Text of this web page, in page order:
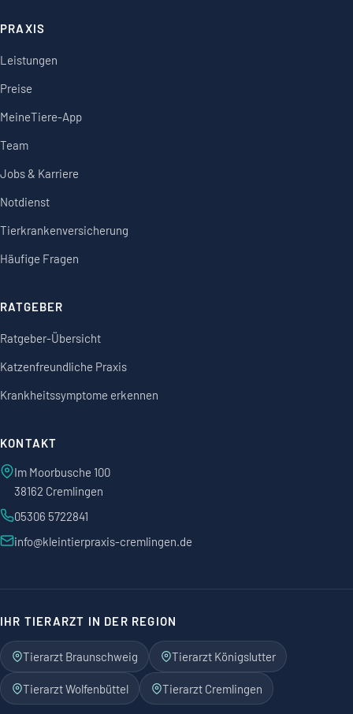
PRAXIS
Leistungen
Preise
MeineTiere-App
Team
Jobs & Karriere
Notdienst
Tierkrankenversicherung
Häufige Fragen
RATGEBER
Ratgeber-Übersicht
Katzenfreundliche Praxis
Krankheitssymptome erkennen
KONTAKT
Im Moorbusche 100
38162 Cremlingen
05306 5722841
info@kleintierpraxis-cremlingen.de
IHR TIERARZT IN DER REGION
Tierarzt Braunschweig Tierarzt Königslutter
Tierarzt Wolfenbüttel Tierarzt Cremlingen